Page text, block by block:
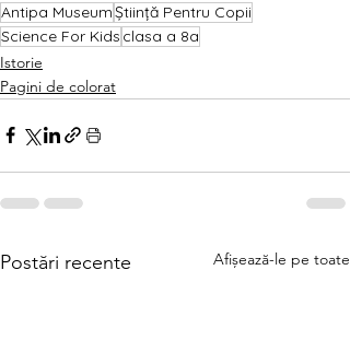
Antipa MuseumȘtiință Pentru Copii
Science For Kids clasa a 8a
Istorie
Pagini de colorat
Postări recente Afișează-le pe toate